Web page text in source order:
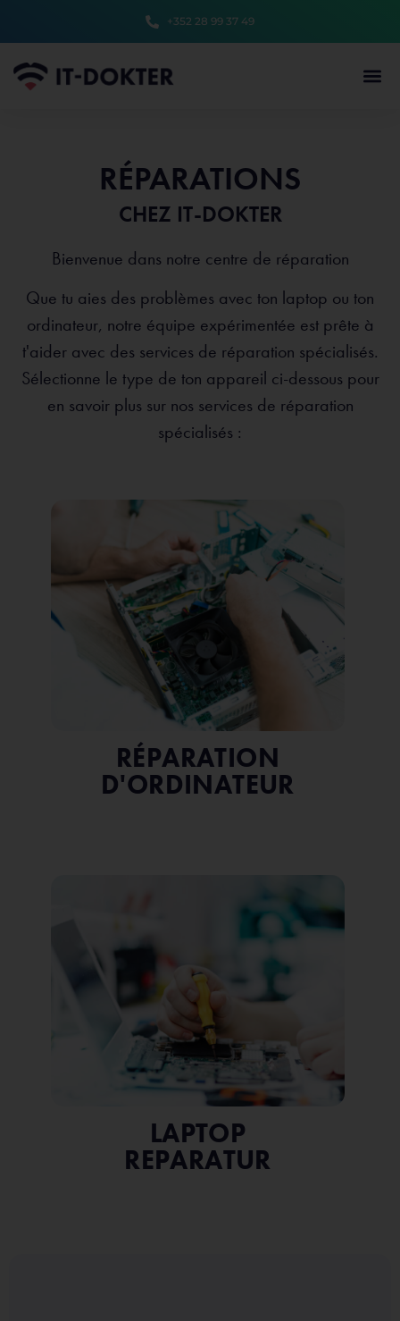
+352 28 99 37 49
RÉPARATIONS
CHEZ IT-DOKTER
Bienvenue dans notre centre de réparation
Que tu aies des problèmes avec ton laptop ou ton
ordinateur, notre équipe expérimentée est prête à
t'aider avec des services de réparation spécialisés.
Sélectionne le type de ton appareil ci-dessous pour
en savoir plus sur nos services de réparation
spécialisés :
RÉPARATION
D'ORDINATEUR
LAPTOP
REPARATUR